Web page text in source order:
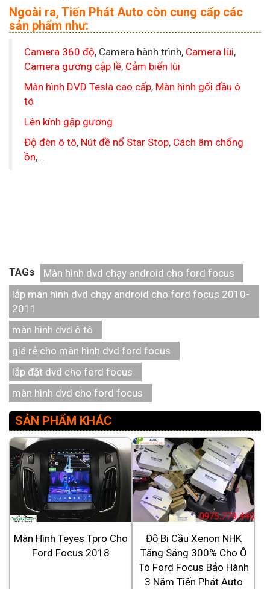
Ngoài ra, Tiến Phát Auto còn cung cấp các
sản phẩm như:
Camera 360 độ, Camera hành trình, Camera lùi,
Camera gương cập lề, Cảm biến lùi
Màn hình DVD Tesla cao cấp, Màn hình gối đầu ô
tô
Lên kính gập gương
Độ đèn ô tô, Nút đề nổ Star Stop, Cách âm chống
ồn,...
TAGs
Màn hình dvd chạy android cho ford focus
lắp màn hình dvd chạy android cho ford focus 2010-
2011
màn hình dvd ô tô
giá rẻ cho màn hình dvd ford focus
lắp đặt dvd cho ford focus
màn hình dvd cho ford focus
SẢN PHẨM KHÁC
Màn Hình Teyes Tpro Cho
Ford Focus 2018
Độ Bi Cầu Xenon NHK
Tăng Sáng 300% Cho Ô
Tô Ford Focus Bảo Hành
3 Năm Tiến Phát Auto